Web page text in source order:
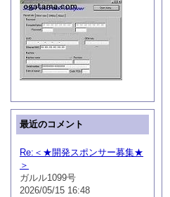
最近のコメント
Re:＜★開発スポンサー募集★
＞
ガルル1099号
2026/05/15 16:48